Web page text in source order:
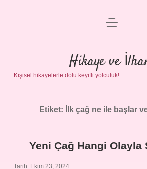
Anasayfa
Gizlilik Politikası
Yasal Uyarı
menüyü
Hikaye ve
Kişisel hikayelerle dolu keyifli yolculuk!
Etiket: İlk çağ ne ile başlar
Yeni Çağ Hangi Olayla
Tarih: Ekim 23, 2024